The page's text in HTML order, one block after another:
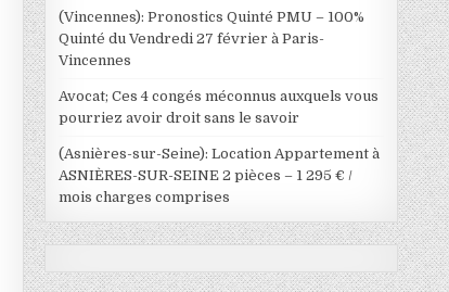
(Vincennes): Pronostics Quinté PMU – 100%
Quinté du Vendredi 27 février à Paris-
Vincennes
Avocat; Ces 4 congés méconnus auxquels vous
pourriez avoir droit sans le savoir
(Asnières-sur-Seine): Location Appartement à
ASNIÈRES-SUR-SEINE 2 pièces – 1 295 € /
mois charges comprises